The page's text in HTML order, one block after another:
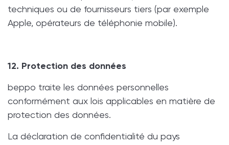
techniques ou de fournisseurs tiers (par exemple
Apple, opérateurs de téléphonie mobile).
12. Protection des données
beppo traite les données personnelles
conformément aux lois applicables en matière de
protection des données.
La déclaration de confidentialité du pays